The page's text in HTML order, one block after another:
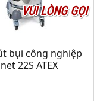
VUI LÒNG GỌI
bụi công nghiệp
22S ATEX